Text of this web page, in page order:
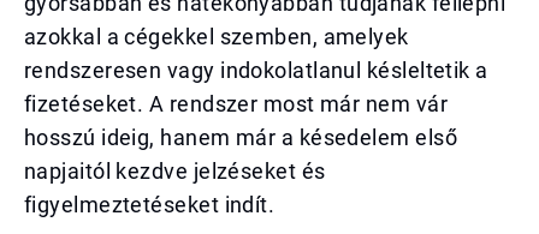
azokkal a cégekkel szemben, amelyek
rendszeresen vagy indokolatlanul késleltetik a
fizetéseket. A rendszer most már nem vár
hosszú ideig, hanem már a késedelem első
napjaitól kezdve jelzéseket és
figyelmeztetéseket indít.